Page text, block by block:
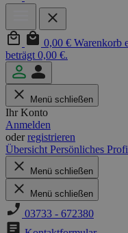
0,00 € Warenkorb
beträgt 0,00 €.
Menü schließen
Ihr Konto
Anmelden
oderregistrieren
Übersicht Persönliches
Menü schließen
Menü schließen
03733 - 672380